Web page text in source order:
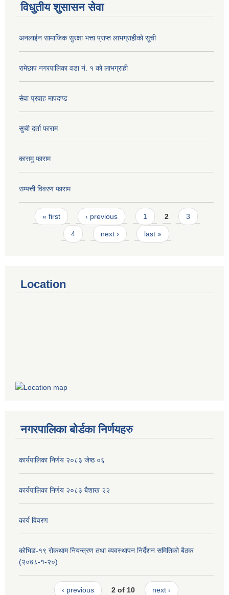
विधुतीय शुसासन सेवा
अनलाईन सामाजिक सुरक्षा भत्ता प्राप्त लाभग्राहीको सूची
रामेछाप नगरपालिका वडा नं. १ को लाभग्राही
सेवा प्रवाह मापदण्ड
सुची दर्ता फाराम
कासमु फाराम
सम्पत्ती विवरण फाराम
Pages
« first ‹ previous 1 2 3
4 next › last »
Location
नगरपालिका बोर्डका निर्णयहरु
कार्यपालिका निर्णय २०८३ जेष्ठ ०६
कार्यपालिका निर्णय २०८३ बैशाख २२
कार्य विवरण
कोभिड-१९ रोकथाम नियन्त्रण तथा व्यवस्थापन निर्देशन समितिको बैठक
(२०७८-१-२०)
‹ previous 2 of 10 next ›